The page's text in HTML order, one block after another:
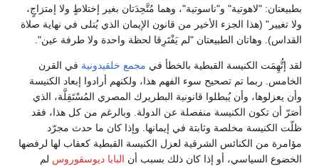
بطبيعتان: "لاهوتية" و"ناسوتية"، وهما مُتَّحِدَتان بغير إختلاطٍ ولا إمتزاجٍ،
ولا تغيير" (هذا الجزء الأخير من قانون الإيمان الذي يُتلى في نهاية صلاة
القداس). وهاتان الطبيعتان "لم يَفْتَرِقا لحظة واحدة ولا طرفة عين".
لقد إتُّهِمَت الكنيسة القبطية بالخطأ في مجمع خلقيدونية في القرن
الخامس. ربما تم تصحيح سوء الفهم هذا، ولكنهم أرادوا إبعاد الكنيسة
وأن يعزلوها، وأن يُبطلوا قانونية البطريرك المصري المُسْتَقِلَّة، الذي
أصَرّ أن تكون الكنيسة منفصلة عن الدولة. وبالرغم من كل هذا، فقد
ظلّت الكنيسة مخلصة وثابتة في إيمانها. وإذا كان ما حدث مجرّد
مؤامرة من الكنائس الشرقية لعزل الكنيسة القبطية كعقاب لها لرفضها
الخضوع السياسي، أو إذا كان ذلك بسبب أن البابا ديوسقوروس لم